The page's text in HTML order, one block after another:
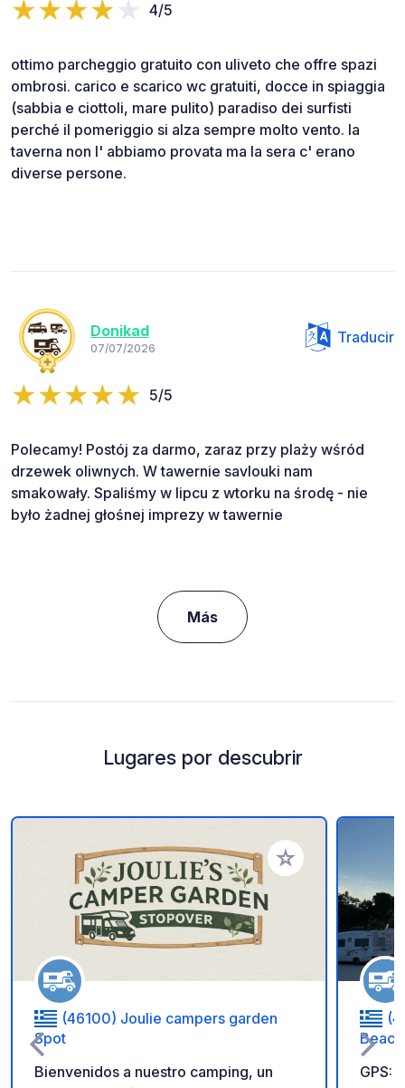
4/5
ottimo parcheggio gratuito con uliveto che offre spazi
ombrosi. carico e scarico wc gratuiti, docce in spiaggia
(sabbia e ciottoli, mare pulito) paradiso dei surfisti
perché il pomeriggio si alza sempre molto vento. la
taverna non l' abbiamo provata ma la sera c' erano
diverse persone.
Donikad
07/07/2026
Traducir
5/5
Polecamy! Postój za darmo, zaraz przy plaży wśród
drzewek oliwnych. W tawernie savlouki nam
smakowały. Spaliśmy w lipcu z wtorku na środę - nie
było żadnej głośnej imprezy w tawernie
Más
Lugares por descubrir
Añadir a tus
(46100) Joulie campers garden
Spot
Bienvenidos a nuestro camping, un
GPS: